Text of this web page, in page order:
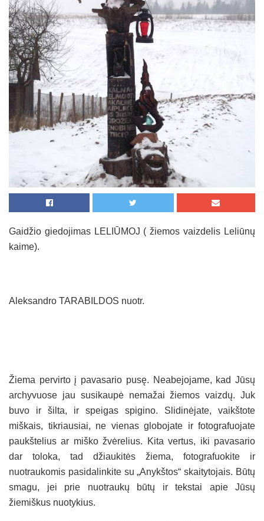
Gaidžio giedojimas LELIŪMOJ ( žiemos vaizdelis Leliūnų
kaime).
Aleksandro TARABILDOS nuotr.
Žiema pervirto į pavasario pusę. Neabejojame, kad Jūsų
archyvuose jau susikaupė nemažai žiemos vaizdų. Juk
buvo ir šilta, ir speigas spigino. Slidinėjate, vaikštote
miškais, tikriausiai, ne vienas globojate ir fotografuojate
paukštelius ar miško žvėrelius. Kita vertus, iki pavasario
dar toloka, tad džiaukitės žiema, fotografuokite ir
nuotraukomis pasidalinkite su „Anykštos“ skaitytojais. Būtų
smagu, jei prie nuotraukų būtų ir tekstai apie Jūsų
žiemiškus nuotykius.